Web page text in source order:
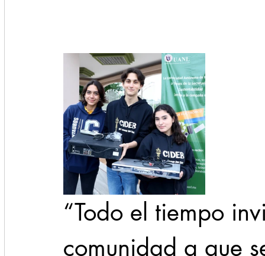
“Todo el tiempo
comunidad a que